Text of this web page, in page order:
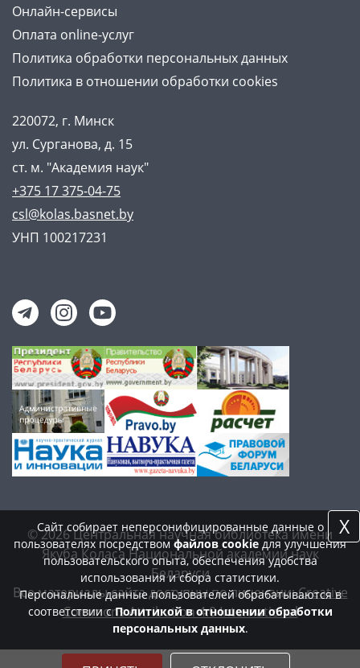
Онлайн-сервисы
Оплата online-услуг
Политика обработки персональных данных
Политика в отношении обработки cookies
220072, г. Минск
ул. Сурганова, д. 15
ст. м. "Академия наук"
+375 17 375-04-75
csl@kolas.basnet.by
УНП 100217231
© 2026 Центральная научная библиотека имени
Якуба Коласа Национальной академии наук
Беларуси
Все материалы сайта доступны по лицензии:Creative
Commons Attribution 4.0 International
Сайт собирает неперсонифицированные данные о
пользователях посредствомфайлов cookieдля улучшения
пользовательского опыта, обеспечения удобства
использования и сбора статистики.
Персональные данные пользователей обрабатываются в
соответствии сПолитикой в отношении обработки
персональных данных.
X